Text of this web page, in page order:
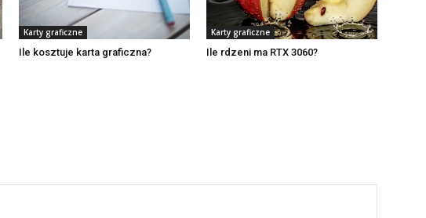
Karty graficzne
Ile kosztuje karta graficzna?
Karty graficzne
Ile rdzeni ma RTX 3060?